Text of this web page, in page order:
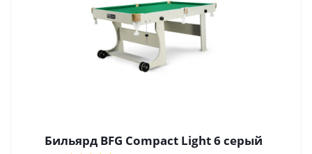
Бильярд BFG Compact Light 6 серый